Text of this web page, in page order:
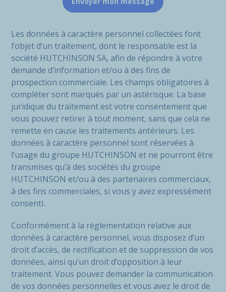
Les données à caractère personnel collectées font
l’objet d’un traitement, dont le responsable est la
société HUTCHINSON SA, afin de répondre à votre
demande d’information et/ou à des fins de
prospection commerciale. Les champs obligatoires à
compléter sont marqués par un astérisque. La base
juridique du traitement est votre consentement que
vous pouvez retirer à tout moment, sans que cela ne
remette en cause les traitements antérieurs. Les
données à caractère personnel sont réservées à
l’usage du groupe HUTCHINSON et ne pourront être
transmises qu’à des sociétés du groupe
HUTCHINSON et/ou à des partenaires commerciaux,
à des fins commerciales, si vous y avez expressément
consenti.
Conformément à la règlementation relative aux
données à caractère personnel, vous disposez d’un
droit d’accès, de rectification et de suppression de vos
données, ainsi qu’un droit d’opposition à leur
traitement. Vous pouvez demander la communication
de vos données personnelles et vous avez le droit de